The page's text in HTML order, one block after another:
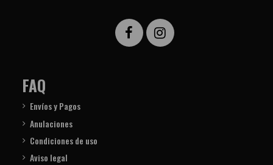
FAQ
Envíos y Pagos
Anulaciones
Condiciones de uso
Aviso legal